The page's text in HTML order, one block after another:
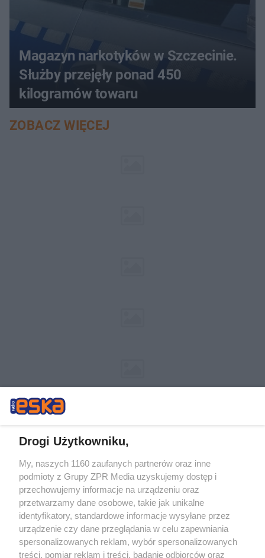
Magazyn narkotyków w Szczecinie.
Służby przejęły ponad 450
kilogramów towaru
ZOBACZ WIĘCEJ
Żaden utwór zamieszczony w serwisie nie może być powielany i
rozpowszechniany lub dalej rozpowszechniany w jakikolwiek sposób (w
tym także elektroniczny lub mechaniczny) na jakimkolwiek polu
eksploatacji w jakiejkolwiek formie, włącznie z umieszczaniem w
Internecie bez pisemnej zgody właściciela praw. Jakiekolwiek użycie lub
wykorzystanie utworów w całości lub w części z naruszeniem prawa,
tzn. bez właściwej zgody, jest zabronione pod groźbą kary i może być
ścigane prawnie.
Drogi Użytkowniku,
My, naszych 1160 zaufanych partnerów oraz inne
podmioty z Grupy ZPR Media uzyskujemy dostęp i
przechowujemy informacje na urządzeniu oraz
przetwarzamy dane osobowe, takie jak unikalne
identyfikatory, standardowe informacje wysyłane przez
urządzenie czy dane przeglądania w celu zapewniania
spersonalizowanych reklam, wybór spersonalizowanych
treści, pomiar reklam i treści, badanie odbiorców oraz